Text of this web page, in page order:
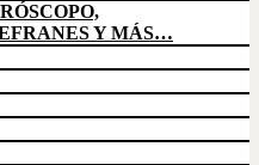
Y MÁS…